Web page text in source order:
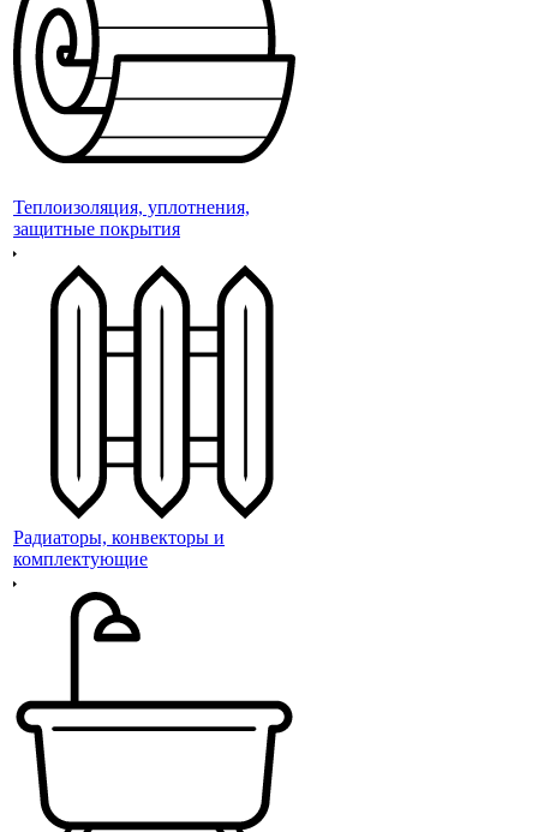
Теплоизоляция, уплотнения,
защитные покрытия
Радиаторы, конвекторы и
комплектующие